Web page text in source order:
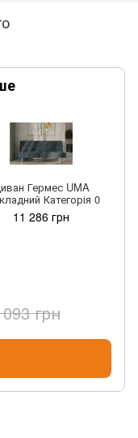
Гермес UMA
Категорія 0
11 286 грн
грн